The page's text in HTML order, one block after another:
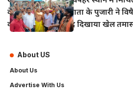
के अवसर पर विषहर माता के पुजारी ने
कर पूजा अर्चना के बाद दिखाया खेल
About US
About Us
Advertise With Us